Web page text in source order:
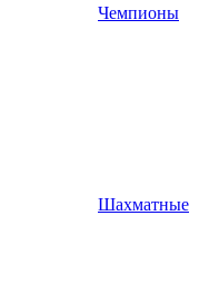
Чемпионы
Шахматные